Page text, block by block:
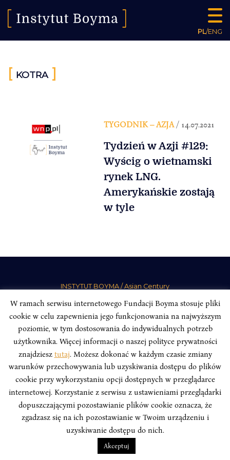
PL/ENG
[ KOTRA]
TYGODNIK – AZJA/ 14.07.2021
Tydzień w Azji #129:
Wyścig o wietnamski
rynek LNG.
Amerykańskie zostają
w tyle
INSTYTUT BOYMA / Asian Century
Odwiedź nas w mediach społecznościowych:
INSTYTUT BOYMA. WSZELKIE PRAWA ZASTRZEŻONE. Polityka
Prywatności Serwisu
Polityka Prywatności Fundacji
designBeata Świerczyńska, developmentAlan Głodek
W ramach serwisu internetowego Fundacji Boyma stosuje pliki
cookie w celu zapewnienia jego funkcjonowania na najwyższym
poziomie, w tym dostosowania do indywidualnych potrzeb
użytkownika. Więcej informacji o naszej polityce prywatności
znajdziesz tutaj. Możesz dokonać w każdym czasie zmiany
warunków przechowywania lub uzyskiwania dostępu do plików
cookie przy wykorzystaniu opcji dostępnych w przeglądarce
internetowej. Korzystanie z serwisu z ustawieniami przeglądarki
dopuszczającymi pozostawianie plików cookie oznacza, że
zgadzasz się na ich pozostawianie w Twoim urządzeniu i
uzyskiwanie dostępu do nich.
Akceptuj